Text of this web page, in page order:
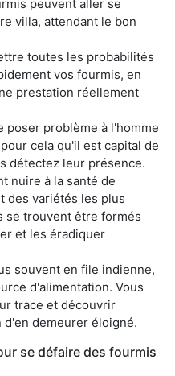
peuvent aller se
villa, attendant le bon
toutes les probabilités
vos fourmis, en
prestation réellement
poser problème à l'homme
cela qu'il est capital de
détectez leur présence.
nuire à la santé de
des variétés les plus
se trouvent être formés
et les éradiquer
souvent en file indienne,
d'alimentation. Vous
trace et découvrir
d'en demeurer éloigné.
se défaire des fourmis